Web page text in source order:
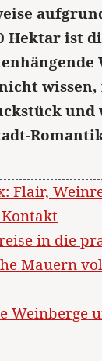
Hektar ist
Flair,
in die
Mauern
Weinberge